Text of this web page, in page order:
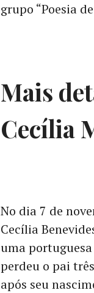
grupo “Poesia
Mais
Cecília
No dia 7 de
Cecília
uma
perdeu o pai
após seu